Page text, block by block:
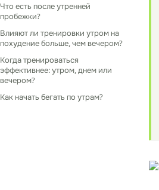
Что есть после утренней
пробежки?
Влияют ли тренировки утром на
похудение больше, чем вечером?
Когда тренироваться
эффективнее: утром, днем или
вечером?
Как начать бегать по утрам?